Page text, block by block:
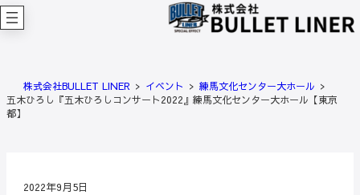
内
容
ッ
プ
株式会社BULLET LINER イベント
練馬文化センター大ホール
五木ひろし『五木ひろしコンサート2022』練馬文化センター大ホール【東京
都】
2022年9月5日